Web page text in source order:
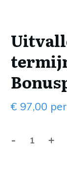
€ 97,00
- +